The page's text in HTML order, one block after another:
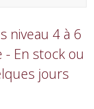
niveau 4 à 6
- En stock ou
jours